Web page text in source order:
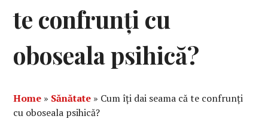
te confrunți cu
oboseala psihică?
Home » Sănătate » Cum îți dai seama că te confrunți
cu oboseala psihică?